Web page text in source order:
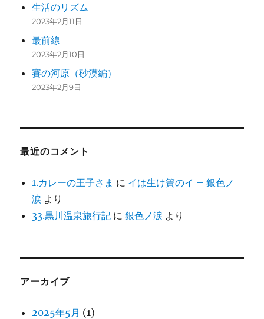
生活のリズム
2023年2月11日
最前線
2023年2月10日
賽の河原（砂漠編）
2023年2月9日
最近のコメント
1.カレーの王子さま に イは生け簀のイ – 銀色ノ
涙 より
33.黒川温泉旅行記 に銀色ノ涙 より
アーカイブ
2025年5月 (1)